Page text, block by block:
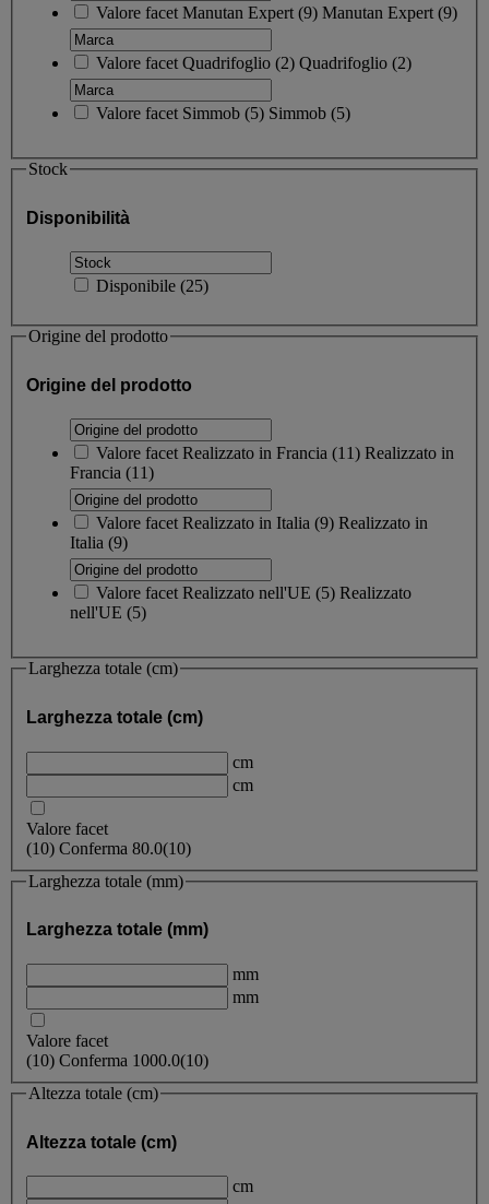
Valore facet Manutan Expert (9) Manutan Expert (9)
Valore facet Quadrifoglio (2) Quadrifoglio (2)
Valore facet Simmob (5) Simmob (5)
Stock
Disponibilità
Disponibile (25)
Origine del prodotto
Origine del prodotto
Valore facet Realizzato in Francia (11) Realizzato in
Francia (11)
Valore facet Realizzato in Italia (9) Realizzato in
Italia (9)
Valore facet Realizzato nell'UE (5) Realizzato
nell'UE (5)
Larghezza totale (cm)
Larghezza totale (cm)
cm
cm
Valore facet
(10) Conferma 80.0(10)
Larghezza totale (mm)
Larghezza totale (mm)
mm
mm
Valore facet
(10) Conferma 1000.0(10)
Altezza totale (cm)
Altezza totale (cm)
cm